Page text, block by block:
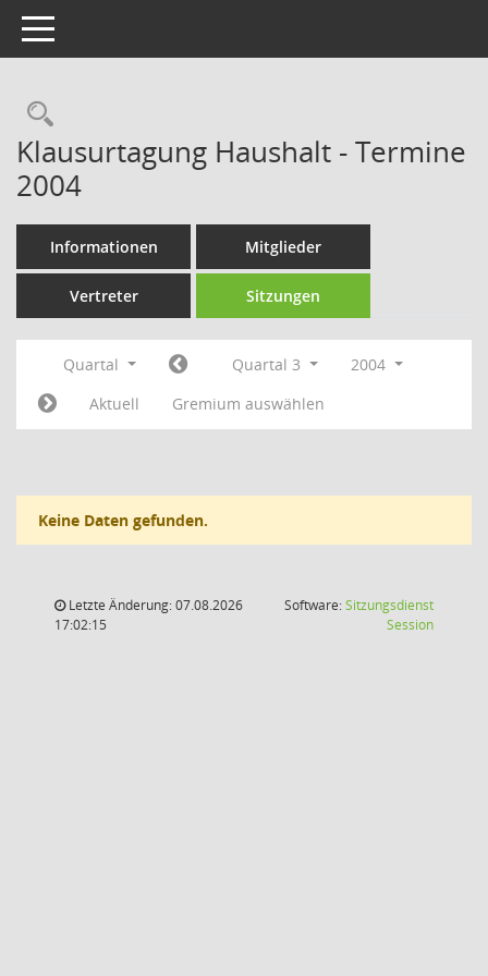
Toggle navigation
Rechercheauswahl
Klausurtagung Haushalt - Termine
2004
Informationen Mitglieder
Vertreter Sitzungen
Quartal Quartal 3
2004
Aktuell
Gremium auswählen
Keine Daten gefunden.
Letzte Änderung: 07.08.2026
17:02:15
Software:Sitzungsdienst
Session(Wird in